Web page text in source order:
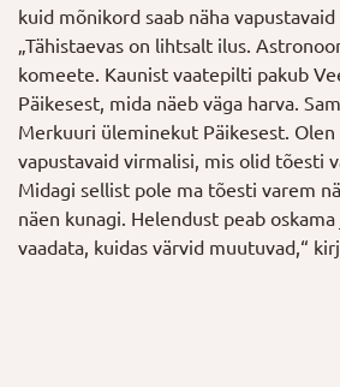
kuid mõnikord saab näha
„Tähistaevas on lihtsalt ilus.
komeete. Kaunist vaatepilti pakub
Päikesest, mida näeb väga harva.
Merkuuri üleminekut Päikesest. Olen
vapustavaid virmalisi, mis olid tõesti
Midagi sellist pole ma tõesti varem
näen kunagi. Helendust peab
vaadata, kuidas värvid muutuvad,“